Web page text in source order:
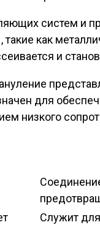
систем и
как
и
для
низкого
Служит